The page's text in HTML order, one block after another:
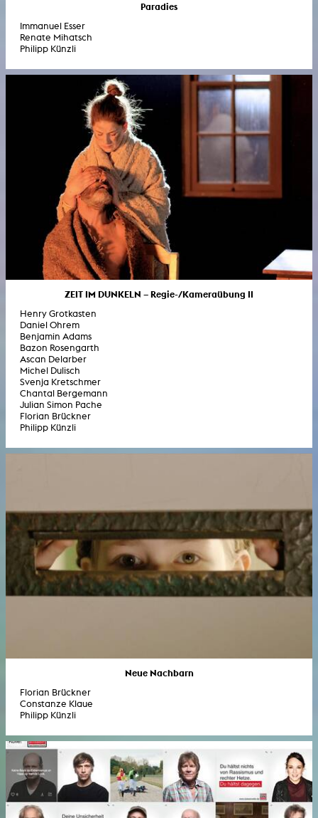
Paradies
Immanuel Esser
Renate Mihatsch
Philipp Künzli
ZEIT IM DUNKELN – Regie-/Kameraübung II
Henry Grotkasten
Daniel Ohrem
Benjamin Adams
Bazon Rosengarth
Ascan Delarber
Michel Dulisch
Svenja Kretschmer
Chantal Bergemann
Julian Simon Pache
Florian Brückner
Philipp Künzli
Neue Nachbarn
Florian Brückner
Constanze Klaue
Philipp Künzli